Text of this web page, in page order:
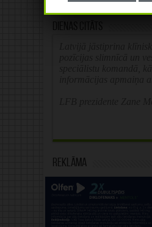
Dienas citāts
Reklāma